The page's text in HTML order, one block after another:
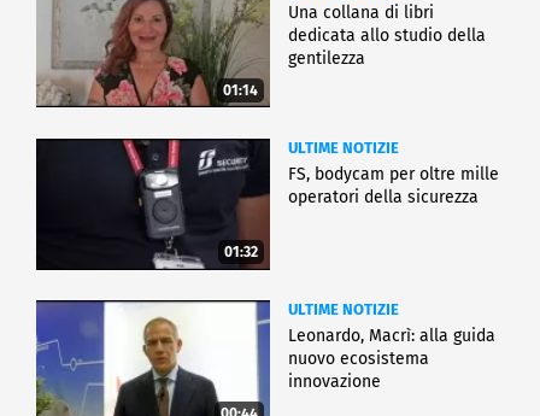
01:14
Una collana di libri
dedicata allo studio della
gentilezza
01:32
ULTIME NOTIZIE
FS, bodycam per oltre mille
operatori della sicurezza
ULTIME NOTIZIE
Leonardo, Macrì: alla guida
nuovo ecosistema
innovazione